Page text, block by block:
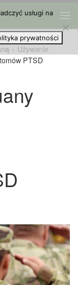
» Używanie
PTSD
usługi na
prywatności